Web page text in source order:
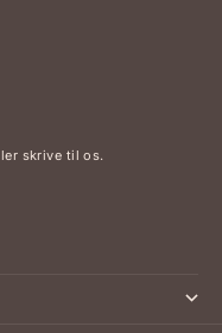
skrive til os.